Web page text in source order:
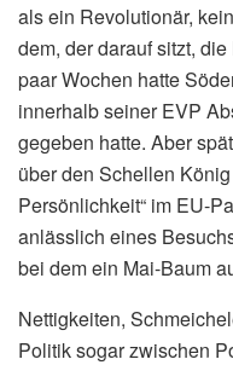
als ein Revolutionär,
dem, der darauf sitzt,
paar Wochen hatte
innerhalb seiner EVP
gegeben hatte. Aber
über den Schellen
Persönlichkeit“ im EU-
anlässlich eines
bei dem ein Mai-Baum
Nettigkeiten,
Politik sogar zwischen